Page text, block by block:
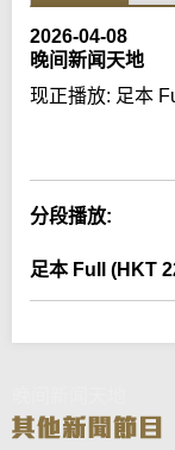
2026-04-08
晚间新闻天地
现正播放: 足本
分段播放:
足本 Full (HKT